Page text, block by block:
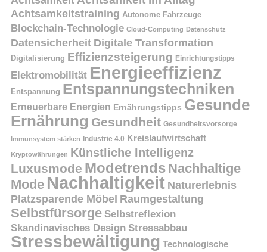
Achtsamkeitstraining Autonome Fahrzeuge
Blockchain-Technologie Cloud-Computing Datenschutz
Datensicherheit Digitale Transformation
Digitalisierung Effizienzsteigerung Einrichtungstipps
Elektromobilität Energieeffizienz
Entspannung Entspannungstechniken
Erneuerbare Energien Ernährungstipps Gesunde
Ernährung Gesundheit Gesundheitsvorsorge
Immunsystem stärken Industrie 4.0 Kreislaufwirtschaft
Kryptowährungen Künstliche Intelligenz
Luxusmode Modetrends Nachhaltige
Mode Nachhaltigkeit Naturerlebnis
Platzsparende Möbel Raumgestaltung
Selbstfürsorge Selbstreflexion
Skandinavisches Design Stressabbau
Stressbewältigung Technologische